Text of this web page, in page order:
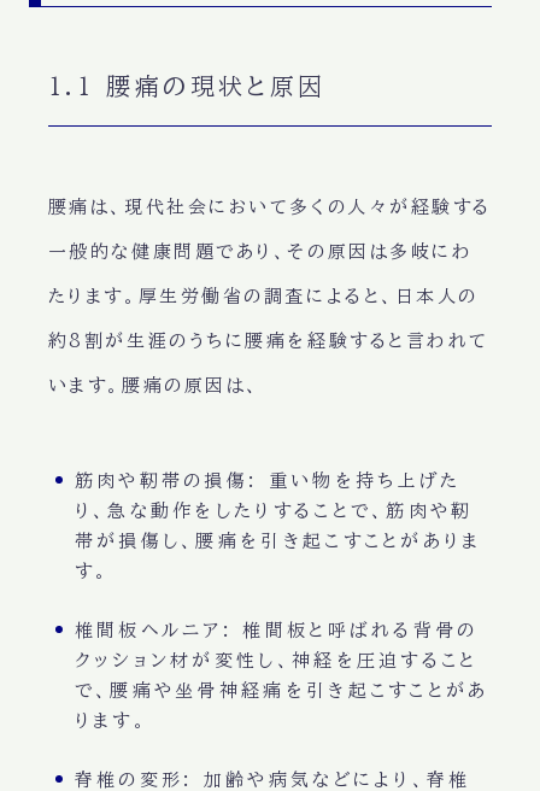
1.1 腰痛の現状と原因
腰痛は、現代社会において多くの人々が経験する
一般的な健康問題であり、その原因は多岐にわ
たります。厚生労働省の調査によると、日本人の
約8割が生涯のうちに腰痛を経験すると言われて
います。腰痛の原因は、
筋肉や靭帯の損傷 : 重い物を持ち上げた
り、急な動作をしたりすることで、筋肉や靭
帯が損傷し、腰痛を引き起こすことがありま
す。
椎間板ヘルニア : 椎間板と呼ばれる背骨の
クッション材が変性し、神経を圧迫すること
で、腰痛や坐骨神経痛を引き起こすことがあ
ります。
脊椎の変形 : 加齢や病気などにより、脊椎